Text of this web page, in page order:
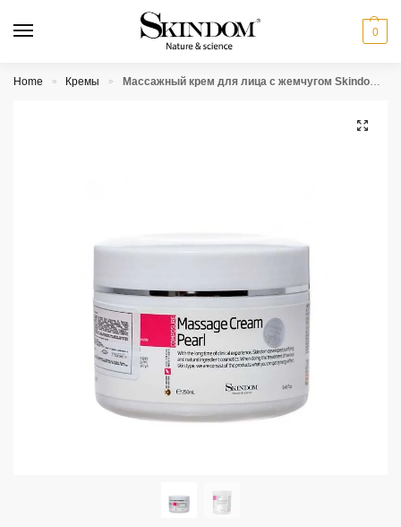
0
Home » Кремы » Массажный крем для лица с жемчугом Skindom Massage Cream Pearl